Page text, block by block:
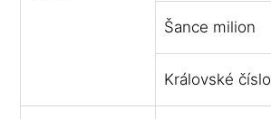
Šance milion
Královské číslo